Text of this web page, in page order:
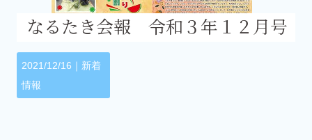
なるたき会報 令和３年１２月号
2021/12/16｜ 新着
情報